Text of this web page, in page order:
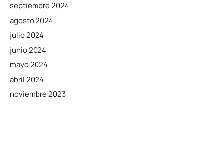
septiembre 2024
agosto 2024
julio 2024
junio 2024
mayo 2024
abril 2024
noviembre 2023